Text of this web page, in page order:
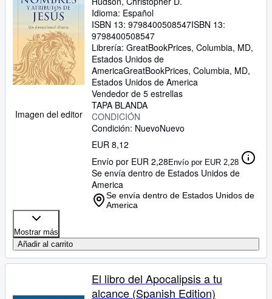
Imagen del editor
Idioma: Español
ISBN 13: 9798400508547ISBN 13:
9798400508547
Librería: GreatBookPrices, Columbia, MD,
Estados Unidos de
AmericaGreatBookPrices, Columbia, MD,
Estados Unidos de America
Vendedor de 5 estrellas
TAPA BLANDA
CONDICIÓN
Condición: NuevoNuevo
EUR 8,12
Envío por EUR 2,28Envío por EUR 2,28
Se envía dentro de Estados Unidos de
America
Se envía dentro de Estados Unidos de
America
Mostrar más
Añadir al carrito
El libro del Apocalipsis a tu
alcance (Spanish Edition)